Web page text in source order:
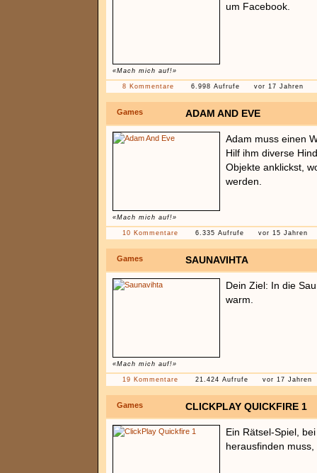
«Mach mich auf!»
um Facebook.
8 Kommentare 6.998 Aufrufe vor 17 Jahren
Games ADAM AND EVE
«Mach mich auf!»
Adam muss einen
Hilf ihm diverse
Objekte anklickst,
werden.
10 Kommentare 6.335 Aufrufe vor 15 Jahren
Games SAUNAVIHTA
«Mach mich auf!»
Dein Ziel: In die
warm.
19 Kommentare 21.424 Aufrufe vor 17 Jahren
Games CLICKPLAY QUICKFIRE 1
Ein Rätsel-Spiel,
herausfinden